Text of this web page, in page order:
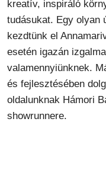
kreatív, inspiráló
tudásukat. Egy olyan
kezdtünk el
esetén igazán
valamennyiünknek.
és fejlesztésében
oldalunknak Hámori
showrunnere.